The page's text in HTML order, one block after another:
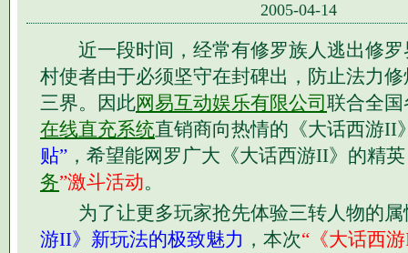
2005-04-14
近一段时间，经常有修罗族人逃出修罗
村使者由于必须坚守在封碑出，防止法力
三界。因此网易互动娱乐有限公司 联合全
在线直充系统直销商向热情的《大话西游II
贴” ，希望能网罗广大《大话西游II》的精
务”激斗活动。
为了让更多玩家抢先体验三转人物的属
游II》新玩法的极致魅力 ，本次“《大话西